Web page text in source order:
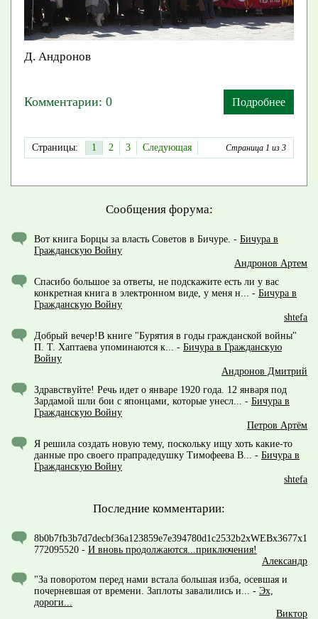
Д. Андронов
Комментарии: 0 Подробнее
Страница 1 из 3
Страницы: 1 2 3 Следующая
Сообщения форума:
Вот книга Борцы за власть Советов в Бичуре. - Бичура в
Гражданскую Войну
Андронов Артем
Спасибо большое за ответы, не подскажите есть ли у вас
конкретная книга в электронном виде, у меня н...
- Бичура в
Гражданскую Войну
shtefa
Добрый вечер!В книге "Бурятия в годы гражданской войны"
П. Т. Хаптаева упоминаются к...
- Бичура в Гражданскую
Войну
Андронов Дмитрий
Здравствуйте! Речь идет о январе 1920 года. 12 января под
Зардамой шли бои с японцами, которые унесл...
- Бичура в
Гражданскую Войну
Петров Артём
Я решила создать новую тему, поскольку ищу хоть какие-то
данные про своего прапрадедушку Тимофеева В...
- Бичура в
Гражданскую Войну
shtefa
Последние комментарии:
8b0b7fb3b7d7decbf36a123859e7e394780d1c2532b2xWEBx3677x1
772095520 - И вновь продолжаются...приключения!
Александр
"За поворотом перед нами встала большая изба, осевшая и
почерневшая от времени. Заплоты завалились и...
- Эх,
дороги...
Виктор